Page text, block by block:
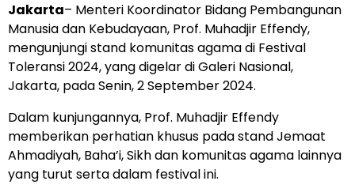
Jakarta– Menteri Koordinator Bidang Pembangunan
Manusia dan Kebudayaan, Prof. Muhadjir Effendy,
mengunjungi stand komunitas agama di Festival
Toleransi 2024, yang digelar di Galeri Nasional,
Jakarta, pada Senin, 2 September 2024.
Dalam kunjungannya, Prof. Muhadjir Effendy
memberikan perhatian khusus pada stand Jemaat
Ahmadiyah, Baha’i, Sikh dan komunitas agama lainnya
yang turut serta dalam festival ini.